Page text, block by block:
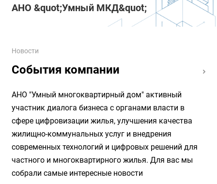
АНО &quot;Умный МКД&quot;
Новости
События компании
АНО "Умный многоквартирный дом" активный
участник диалога бизнеса с органами власти в
сфере цифровизации жилья, улучшения качества
жилищно-коммунальных услуг и внедрения
современных технологий и цифровых решений для
частного и многоквартирного жилья. Для вас мы
собрали самые интересные новости